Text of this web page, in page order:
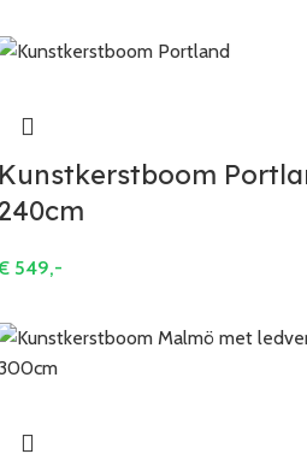
Kunstkerstboom
240cm
549,-